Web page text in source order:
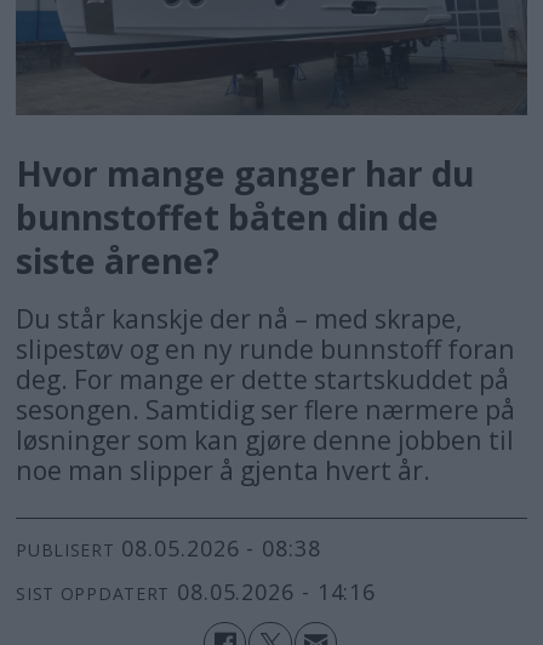
Hvor mange ganger har du
bunnstoffet båten din de
siste årene?
Du står kanskje der nå – med skrape,
slipestøv og en ny runde bunnstoff foran
deg. For mange er dette startskuddet på
sesongen. Samtidig ser flere nærmere på
løsninger som kan gjøre denne jobben til
noe man slipper å gjenta hvert år.
PUBLISERT 08.05.2026 - 08:38
SIST OPPDATERT 08.05.2026 - 14:16